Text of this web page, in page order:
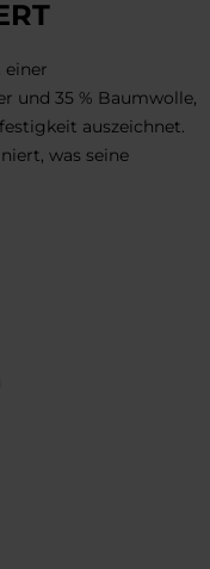
einer
und 35 % Baumwolle,
auszeichnet.
was seine